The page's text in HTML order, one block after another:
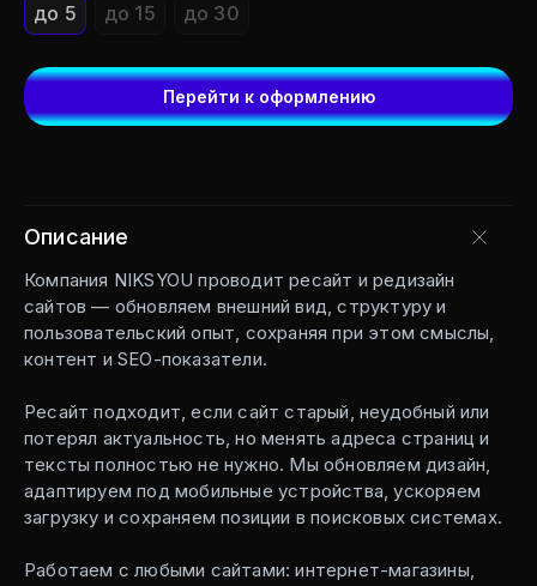
до 5
до 15 до 30
Перейти к оформлению
Описание
Компания NIKSYOU проводит ресайт и редизайн
сайтов — обновляем внешний вид, структуру и
пользовательский опыт, сохраняя при этом смыслы,
контент и SEO-показатели.
Ресайт подходит, если сайт старый, неудобный или
потерял актуальность, но менять адреса страниц и
тексты полностью не нужно. Мы обновляем дизайн,
адаптируем под мобильные устройства, ускоряем
загрузку и сохраняем позиции в поисковых системах.
Работаем с любыми сайтами: интернет-магазины,